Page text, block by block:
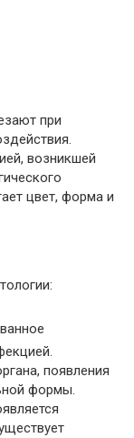
при
возникшей
цвет, форма и
появления
формы.